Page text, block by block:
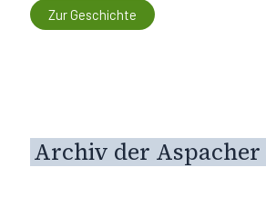
Zur Geschichte
Archiv der Aspacher